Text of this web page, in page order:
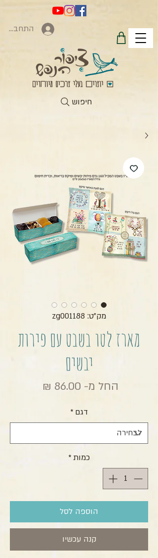
התחברות
חיפוש
מק"ט: zg001188
מארז לטו בשבט עם פירות
יבשים
החל מ- 86.00 ₪
דגם *
כמות*
הוספה לסל
קנה עכשיו